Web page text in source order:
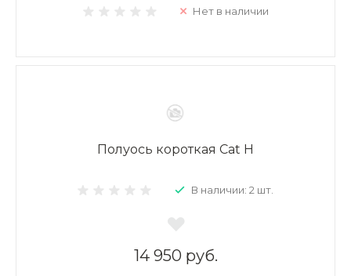
Нет в наличии
Полуось короткая Cat H
В наличии: 2 шт.
14 950 руб.